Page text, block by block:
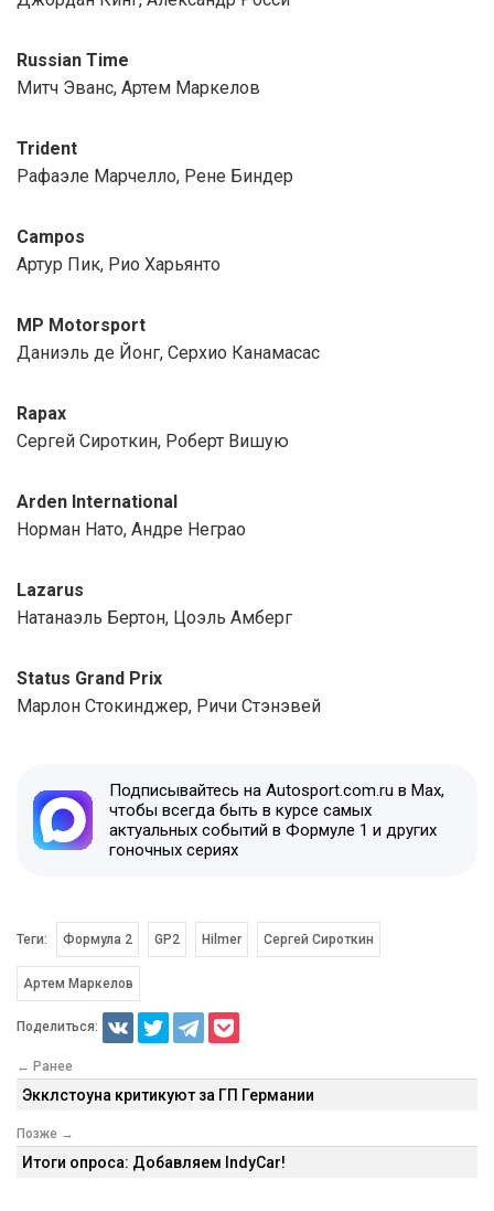
Russian Time
Митч Эванс, Артем Маркелов
Trident
Рафаэле Марчелло, Рене Биндер
Campos
Артур Пик, Рио Харьянто
MP Motorsport
Даниэль де Йонг, Серхио Канамасас
Rapax
Сергей Сироткин, Роберт Вишую
Arden International
Норман Нато, Андре Неграо
Lazarus
Натанаэль Бертон, Цоэль Амберг
Status Grand Prix
Марлон Стокинджер, Ричи Стэнэвей
Подписывайтесь на Autosport.com.ru в Max,
чтобы всегда быть в курсе самых
актуальных событий в Формуле 1 и других
гоночных сериях
Теги: Формула 2 GP2 Hilmer Сергей Сироткин
Артем Маркелов
Поделиться:
← Ранее
Экклстоуна критикуют за ГП Германии
Позже →
Итоги опроса: Добавляем IndyCar!